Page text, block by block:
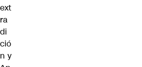
ext
ra
di
ció
n y